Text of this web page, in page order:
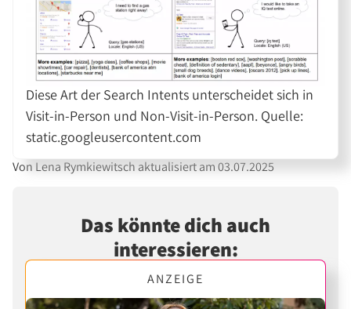
Diese Art der Search Intents unterscheidet sich in
Visit-in-Person und Non-Visit-in-Person. Quelle:
static.googleusercontent.com
Von Lena Rymkiewitsch aktualisiert am 03.07.2025
Das könnte dich auch
interessieren:
ANZEIGE